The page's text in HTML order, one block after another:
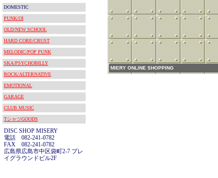
DOMESTIC
PUNK/OI
OLD/NEW SCHOOL
HARD CORE/CRUST
MELODIC/POP PUNK
SKA/PSYCHOBILLY
ROCK/ALTERNATIVE
EMOTIONAL
GARAGE
CLUB MUSIC
TシャツGOODS
DISC SHOP MISERY
電話 082-241-0782
FAX 082-241-0782
広島県広島市中区袋町2-7 プレ
イグラウンドビル2F
MIERY ONLINE SHOPPING